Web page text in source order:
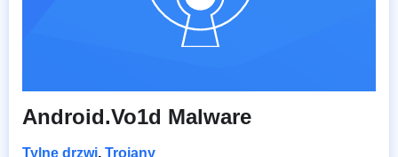
Android.Vo1d Malware
Tylne drzwi, Trojany